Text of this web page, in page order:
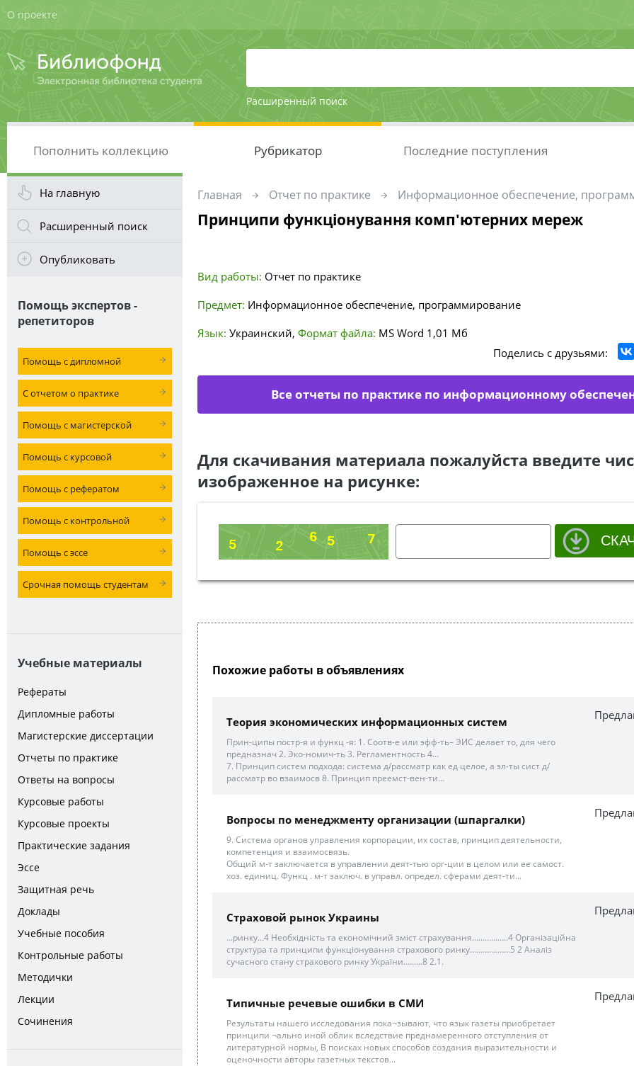
О проекте
Расширенный поиск
Пополнить коллекцию Рубрикатор Последние поступления
На главную
Расширенный поиск
Опубликовать
Помощь экспертов -
репетиторов
Помощь с дипломной
С отчетом о практике
Помощь с магистерской
Помощь с курсовой
Помощь с рефератом
Помощь с контрольной
Помощь с эссе
Срочная помощь студентам
Учебные материалы
Рефераты
Дипломные работы
Магистерские диссертации
Отчеты по практике
Ответы на вопросы
Курсовые работы
Курсовые проекты
Практические задания
Эссе
Защитная речь
Доклады
Учебные пособия
Контрольные работы
Методички
Лекции
Сочинения
Главная Отчет по практике Информационное обеспечение,
Принципи функціонування комп'ютерних мереж
Вид работы: Отчет по практике
Предмет: Информационное обеспечение, программирование
Язык: Украинский, Формат файла: MS Word 1,01 Мб
Поделись с друзьями:
Все отчеты по практике по информационному
Для скачивания материала пожалуйста введите
изображенное на рисунке:
Похожие работы в объявлениях
Теория экономических информационных систем
Прин-ципы постр-я и функц -я: 1. Соотв-е или эфф-ть– ЭИС делает то, для чего
предназнач 2. Эко-номич-ть 3. Регламентность 4...
7. Принцип систем подхода: система д/рассматр как ед целое, а эл-ты сист д/
рассматр во взаимосв 8. Принцип преемст-вен-ти...
Вопросы по менеджменту организации (шпаргалки)
9. Система органов управления корпорации, их состав, принцип деятельности,
компетенция и взаимосвязь.
Общий м-т заключается в управлении деят-тью орг-ции в целом или ее самост.
хоз. единиц. Функц . м-т заключ. в управл. определ. сферами деят-ти...
Страховой рынок Украины
...ринку…4 Необхідність та економічний зміст страхування…...………..4 Організаційна
структура та принципи функціонування страхового ринку………….……5 2 Аналіз
сучасного стану страхового ринку України….…..8 2.1.
Типичные речевые ошибки в СМИ
Результаты нашего исследования пока¬зывают, что язык газеты приобретает
принципи ¬ально иной облик вследствие преднамеренного отступления от
литературной нормы, В поисках новых способов создания выразительности и
оценочности авторы газетных текстов...